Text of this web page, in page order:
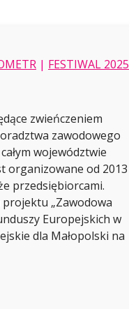
| FESTIWAL 2025
zwieńczeniem
zawodowego
województwie
organizowane od 2013
przedsiębiorcami.
„Zawodowa
Europejskich w
dla Małopolski na